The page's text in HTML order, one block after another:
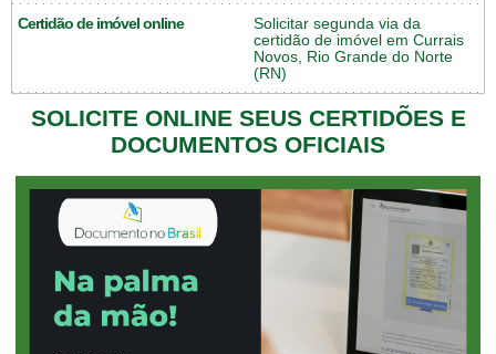
Certidão de imóvel online
Solicitar segunda via da
certidão de imóvel em Currais
Novos, Rio Grande do Norte
(RN)
SOLICITE ONLINE SEUS CERTIDÕES E
DOCUMENTOS OFICIAIS